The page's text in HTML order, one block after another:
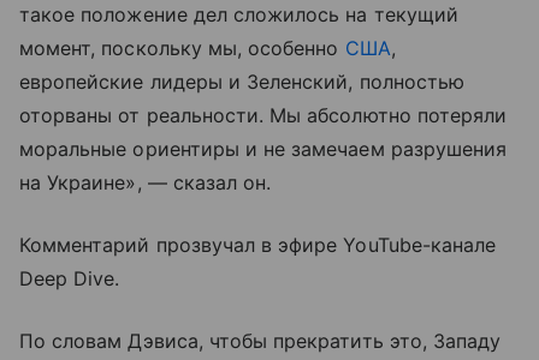
такое положение дел сложилось на текущий
момент, поскольку мы, особенно США,
европейские лидеры и Зеленский, полностью
оторваны от реальности. Мы абсолютно потеряли
моральные ориентиры и не замечаем разрушения
на Украине», — сказал он.
Комментарий прозвучал в эфире YouTube-канале
Deep Dive.
По словам Дэвиса, чтобы прекратить это, Западу